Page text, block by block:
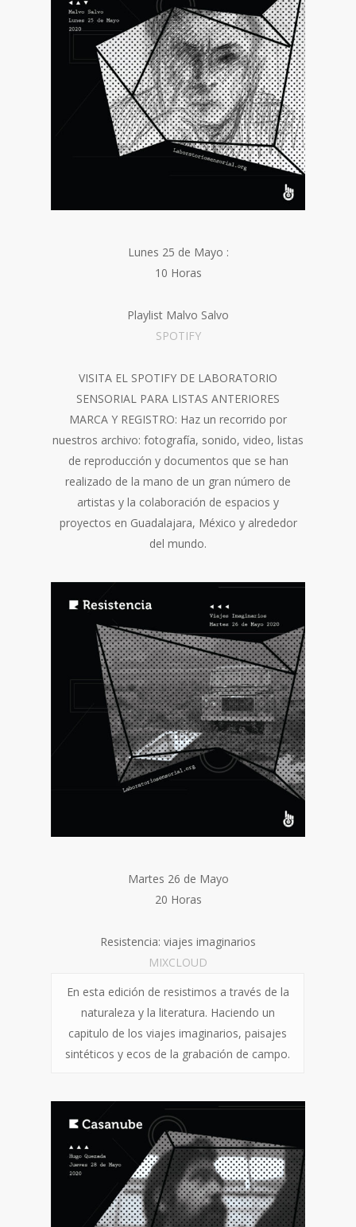
Lunes 25 de Mayo :
10 Horas
Playlist Malvo Salvo
SPOTIFY
VISITA EL SPOTIFY DE LABORATORIO
SENSORIAL PARA LISTAS ANTERIORES
MARCA Y REGISTRO: Haz un recorrido por
nuestros archivo: fotografía, sonido, video, listas
de reproducción y documentos que se han
realizado de la mano de un gran número de
artistas y la colaboración de espacios y
proyectos en Guadalajara, México y alrededor
del mundo.
Martes 26 de Mayo
20 Horas
Resistencia: viajes imaginarios
MIXCLOUD
En esta edición de resistimos a través de la
naturaleza y la literatura. Haciendo un
capitulo de los viajes imaginarios, paisajes
sintéticos y ecos de la grabación de campo.